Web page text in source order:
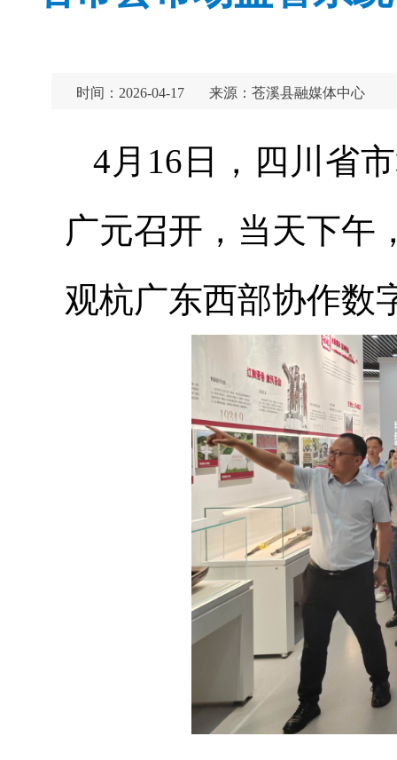
时间：2026-04-17 来源：苍溪县融媒体中心
4月16日，四川省
广元召开，当天下午
观杭广东西部协作数